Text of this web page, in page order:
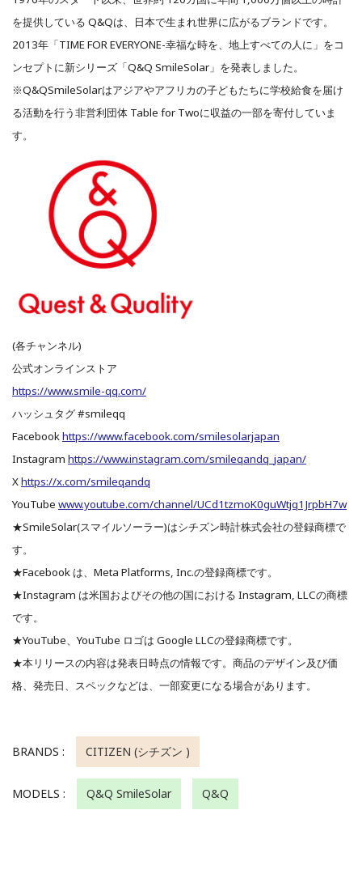
を提供している Q&Qは、⽇本で⽣まれ世界に広がるブランドです。
2013年「TIME FOR EVERYONE-幸福な時を、地上すべての⼈に」をコ
ンセプトに新シリーズ「Q&Q SmileSolar」を発表しました。
※Q&QSmileSolarはアジアやアフリカの⼦どもたちに学校給⾷を届け
る活動を⾏う⾮営利団体 Table for Twoに収益の⼀部を寄付していま
す。
(各チャンネル)
公式オンラインストア
https://www.smile-qq.com/
ハッシュタグ #smileqq
Facebookhttps://www.facebook.com/smilesolarjapan
Instagram https://www.instagram.com/smileqandq_japan/
Xhttps://x.com/smileqandq
YouTube www.youtube.com/channel/UCd1tzmoK0guWtjq1JrpbH7w
★SmileSolar(スマイルソーラー)はシチズン時計株式会社の登録商標で
す。
★Facebook は、Meta Platforms, Inc.の登録商標です。
★Instagram は⽶国およびその他の国における Instagram, LLCの商標
です。
★YouTube、YouTube ロゴは Google LLCの登録商標です。
★本リリースの内容は発表⽇時点の情報です。商品のデザイン及び価
格、発売⽇、スペックなどは、⼀部変更になる場合があります。
BRANDS : CITIZEN (シチズン )
MODELS : Q&Q SmileSolar Q&Q